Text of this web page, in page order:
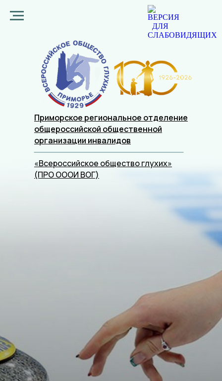
Приморское региональное отделение
общероссийской общественной
организации инвалидов
«Всероссийское общество глухих»
(ПРО ОООИ ВОГ)